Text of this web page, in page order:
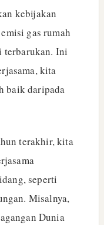
kebijakan
gas rumah
terbarukan. Ini
kita
baik daripada
terakhir, kita
seperti
Misalnya,
Dunia